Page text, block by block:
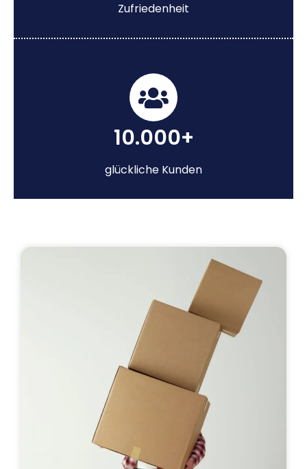
Zufriedenheit
10.000+
glückliche Kunden